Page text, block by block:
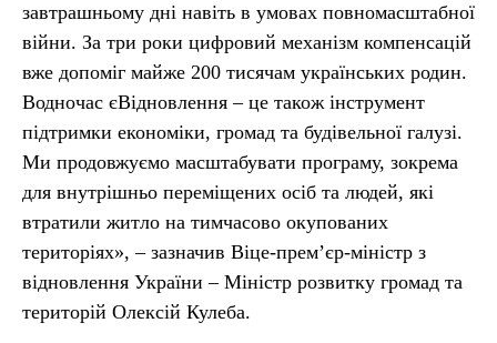
завтрашньому дні навіть в умовах повномасштабної
війни. За три роки цифровий механізм компенсацій
вже допоміг майже 200 тисячам українських родин.
Водночас єВідновлення – це також інструмент
підтримки економіки, громад та будівельної галузі.
Ми продовжуємо масштабувати програму, зокрема
для внутрішньо переміщених осіб та людей, які
втратили житло на тимчасово окупованих
територіях», – зазначив Віце-прем’єр-міністр з
відновлення України – Міністр розвитку громад та
територій Олексій Кулеба.